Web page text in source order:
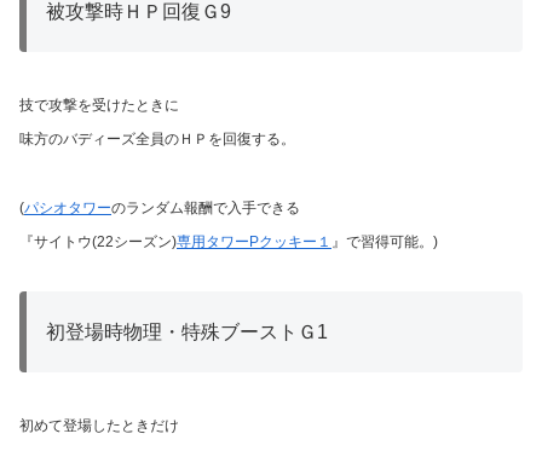
被攻撃時ＨＰ回復Ｇ9
技で攻撃を受けたときに
味方のバディーズ全員のＨＰを回復する。
(パシオタワーのランダム報酬で入手できる
『サイトウ(22シーズン)専用タワーPクッキー１ 』で習得可能。)
初登場時物理・特殊ブーストＧ1
初めて登場したときだけ